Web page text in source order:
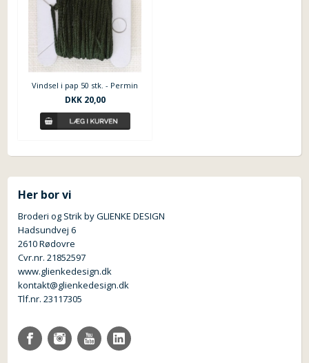
Vindsel i pap 50 stk. - Permin
DKK 20,00
Her bor vi
Broderi og Strik by GLIENKE DESIGN
Hadsundvej 6
2610 Rødovre
Cvr.nr. 21852597
www.glienkedesign.dk
kontakt@glienkedesign.dk
Tlf.nr. 23117305